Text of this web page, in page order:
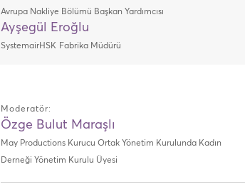
Avrupa Nakliye Bölümü Başkan Yardımcısı
Ayşegül Eroğlu
SystemairHSK Fabrika Müdürü
Moderatör:
Özge Bulut Maraşlı
May Productions Kurucu Ortak Yönetim Kurulunda Kadın
Derneği Yönetim Kurulu Üyesi